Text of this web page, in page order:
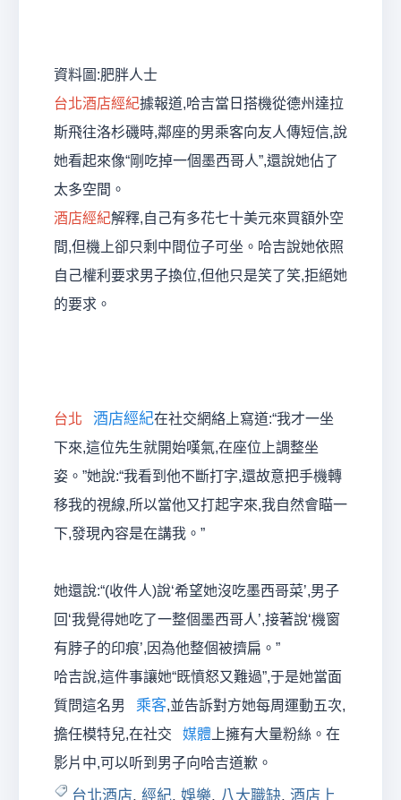
資料圖:肥胖人士
台北酒店經紀據報道,哈吉當日搭機從德州達拉
斯飛往洛杉磯時,鄰座的男乘客向友人傳短信,說
她看起來像“剛吃掉一個墨西哥人”,還說她佔了
太多空間。
酒店經紀解釋,自己有多花七十美元來買額外空
間,但機上卻只剩中間位子可坐。哈吉說她依照
自己權利要求男子換位,但他只是笑了笑,拒絕她
的要求。
台北 酒店經紀在社交網絡上寫道:“我才一坐
下來,這位先生就開始嘆氣,在座位上調整坐
姿。”她說:“我看到他不斷打字,還故意把手機轉
移我的視線,所以當他又打起字來,我自然會瞄一
下,發現內容是在講我。”
她還說:“(收件人)說‘希望她沒吃墨西哥菜’,男子
回‘我覺得她吃了一整個墨西哥人’,接著說‘機窗
有脖子的印痕’,因為他整個被擠扁。”
哈吉說,這件事讓她“既憤怒又難過”,于是她當面
質問這名男
乘客,並告訴對方她每周運動五次,
擔任模特兒,在社交
媒體 上擁有大量粉絲。在
影片中,可以听到男子向哈吉道歉。
台北酒店, 經紀, 娛樂, 八大職缺, 酒店上